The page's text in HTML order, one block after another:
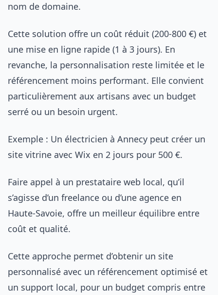
nom de domaine.
Cette solution offre un coût réduit (200-800 €) et
une mise en ligne rapide (1 à 3 jours). En
revanche, la personnalisation reste limitée et le
référencement moins performant. Elle convient
particulièrement aux artisans avec un budget
serré ou un besoin urgent.
Exemple : Un électricien à Annecy peut créer un
site vitrine avec Wix en 2 jours pour 500 €.
Faire appel à un prestataire web local, qu’il
s’agisse d’un freelance ou d’une agence en
Haute-Savoie, offre un meilleur équilibre entre
coût et qualité.
Cette approche permet d’obtenir un site
personnalisé avec un référencement optimisé et
un support local, pour un budget compris entre